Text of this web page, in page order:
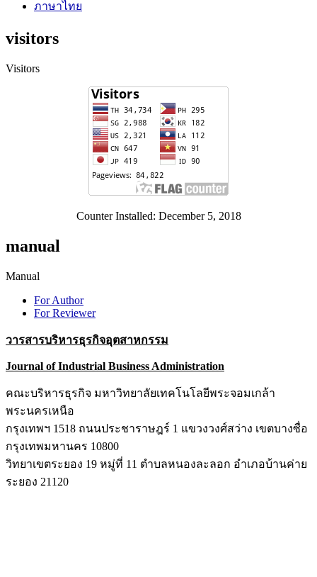
ภาษาไทย
visitors
Visitors
Counter Installed: December 5, 2018
manual
Manual
For Author
For Reviewer
วารสารบริหารธุรกิจอุตสาหกรรม
Journal of Industrial Business Administration
คณะบริหารธุรกิจ มหาวิทยาลัยเทคโนโลยีพระจอมเกล้า
พระนครเหนือ
กรุงเทพฯ 1518 ถนนประชาราษฎร์ 1 แขวงวงศ์สว่าง เขตบางซื่อ
กรุงเทพมหานคร 10800
วิทยาเขตระยอง 19 หมู่ที่ 11 ตำบลหนองละลอก อำเภอบ้านค่าย
ระยอง 21120